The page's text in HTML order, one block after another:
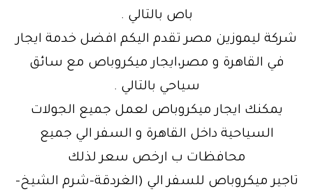
باص بالتالي .
شركة ليموزين مصر تقدم اليكم افضل خدمة ايجار
في القاهرة و مصر،ايجار ميكروباص مع سائق
سياحي بالتالي .
يمكنك ايجار ميكروباص لعمل جميع الجولات
السياحية داخل القاهرة و السفر الي جميع
محافظات ب ارخص سعر لذلك
تاجير ميكروباص للسفر الي (الغردقة-شرم الشيخ-